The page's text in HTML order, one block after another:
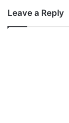
Leave a Reply